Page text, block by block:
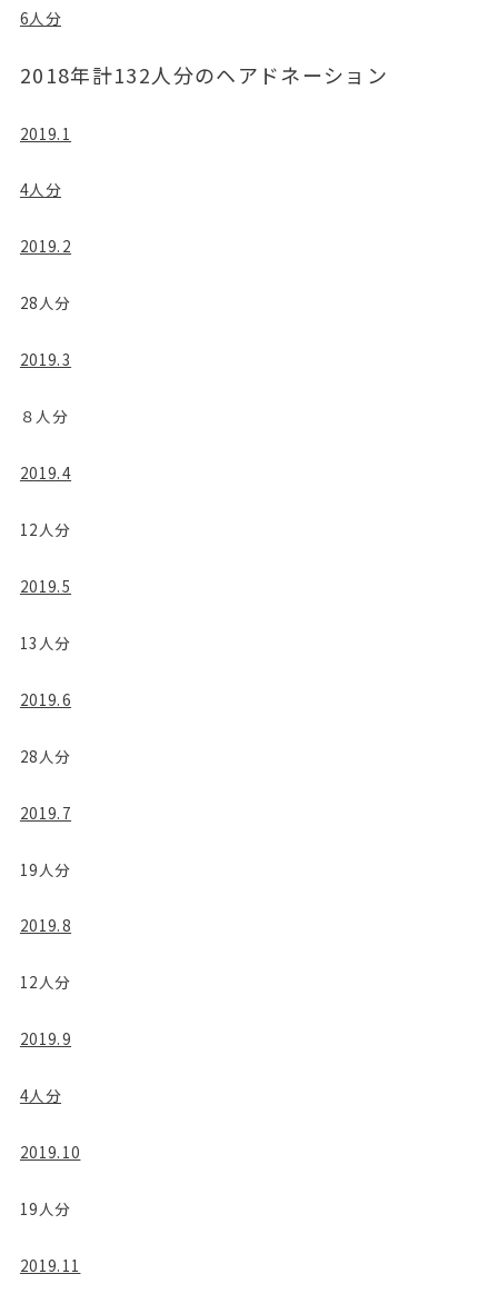
6人分
2018年計132人分のヘアドネーション
2019.1
4人分
2019.2
28人分
2019.3
８人分
2019.4
12人分
2019.5
13人分
2019.6
28人分
2019.7
19人分
2019.8
12人分
2019.9
4人分
2019.10
19人分
2019.11